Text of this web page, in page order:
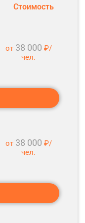
Стоимость
от 38 000 ₽/
чел.
от 38 000 ₽/
чел.